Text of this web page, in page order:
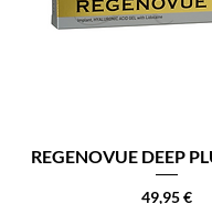
REGENOVUE DEEP
Precio
49,95 €